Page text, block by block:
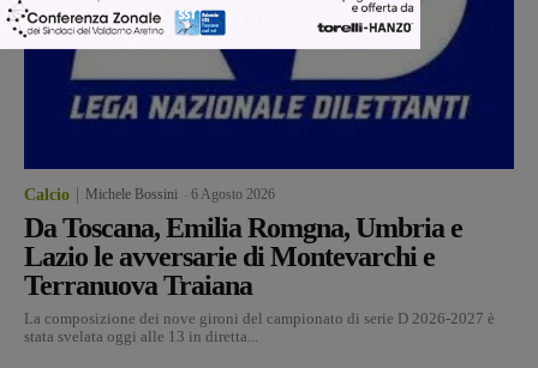
Calcio Michele Bossini 6 Agosto 2026
Da Toscana, Emilia Romgna, Umbria e
Lazio le avversarie di Montevarchi e
Terranuova Traiana
La composizione dei nove gironi del campionato di serie D 2026-2027 è
stata svelata oggi alle 13 in diretta...